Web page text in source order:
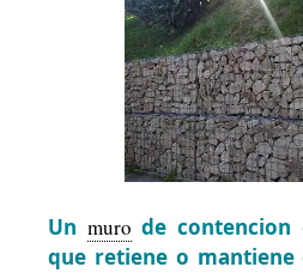
Un muro de contencion
que retiene o mantiene